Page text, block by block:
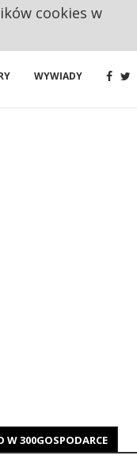
WYWIADY
W 300GOSPODARCE
cookies w